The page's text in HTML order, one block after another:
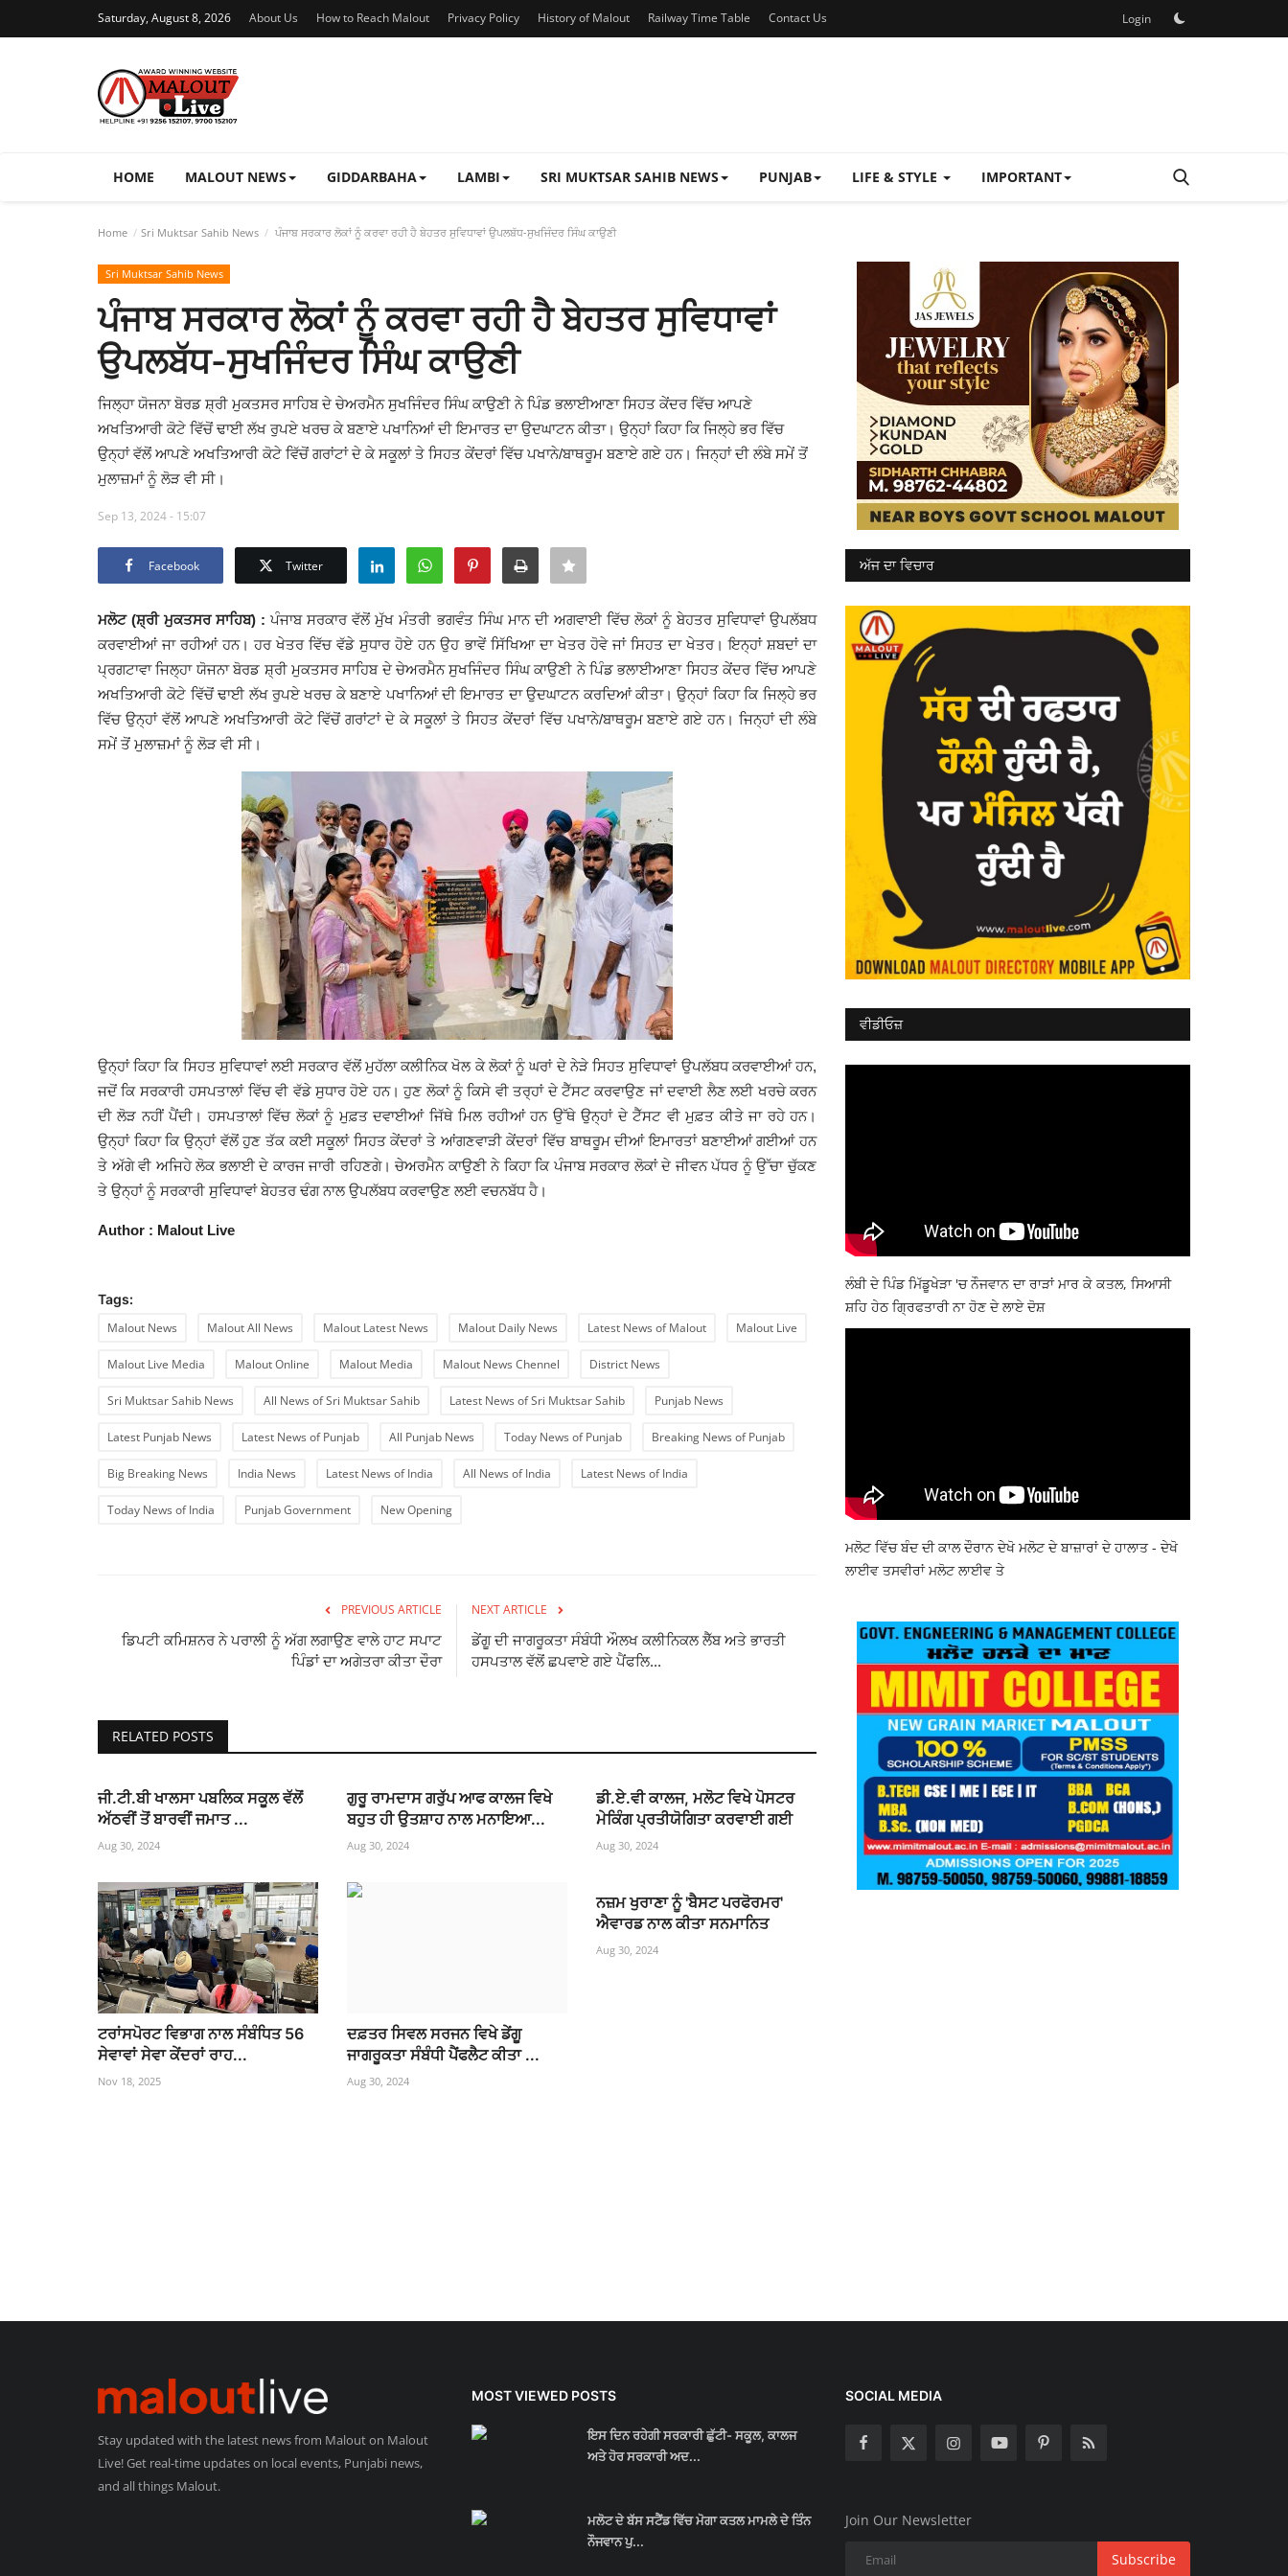
Saturday, August 8, 2026 About Us How to Reach Malout Privacy Policy History of Malout Railway Time Table Contact Us Login
HOME MALOUT NEWS GIDDARBAHA LAMBI SRI MUKTSAR SAHIB NEWS PUNJAB LIFE & STYLE IMPORTANT
Home Sri Muktsar Sahib News ਪੰਜਾਬ ਸਰਕਾਰ ਲੋਕਾਂ ਨੂੰ ਕਰਵਾ ਰਹੀ ਹੈ ਬੇਹਤਰ ਸੁਵਿਧਾਵਾਂ ਉਪਲਬੱਧ-ਸੁਖਜਿੰਦਰ ਸਿੰਘ ਕਾਉਣੀ
Sri Muktsar Sahib News
ਪੰਜਾਬ ਸਰਕਾਰ ਲੋਕਾਂ ਨੂੰ ਕਰਵਾ ਰਹੀ ਹੈ ਬੇਹਤਰ ਸੁਵਿਧਾਵਾਂ
ਉਪਲਬੱਧ-ਸੁਖਜਿੰਦਰ ਸਿੰਘ ਕਾਉਣੀ
ਜਿਲ੍ਹਾ ਯੋਜਨਾ ਬੋਰਡ ਸ਼੍ਰੀ ਮੁਕਤਸਰ ਸਾਹਿਬ ਦੇ ਚੇਅਰਮੈਨ ਸੁਖਜਿੰਦਰ ਸਿੰਘ ਕਾਉਣੀ ਨੇ ਪਿੰਡ ਭਲਾਈਆਣਾ ਸਿਹਤ ਕੇਂਦਰ ਵਿੱਚ ਆਪਣੇ
ਅਖਤਿਆਰੀ ਕੋਟੇ ਵਿੱਚੋਂ ਢਾਈ ਲੱਖ ਰੁਪਏ ਖਰਚ ਕੇ ਬਣਾਏ ਪਖਾਨਿਆਂ ਦੀ ਇਮਾਰਤ ਦਾ ਉਦਘਾਟਨ ਕੀਤਾ। ਉਨ੍ਹਾਂ ਕਿਹਾ ਕਿ ਜਿਲ੍ਹੇ ਭਰ ਵਿੱਚ
ਉਨ੍ਹਾਂ ਵੱਲੋਂ ਆਪਣੇ ਅਖਤਿਆਰੀ ਕੋਟੇ ਵਿੱਚੋਂ ਗਰਾਂਟਾਂ ਦੇ ਕੇ ਸਕੂਲਾਂ ਤੇ ਸਿਹਤ ਕੇਂਦਰਾਂ ਵਿੱਚ ਪਖਾਨੇ/ਬਾਥਰੂਮ ਬਣਾਏ ਗਏ ਹਨ। ਜਿਨ੍ਹਾਂ ਦੀ ਲੰਬੇ ਸਮੇਂ ਤੋਂ
ਮੁਲਾਜ਼ਮਾਂ ਨੂੰ ਲੋੜ ਵੀ ਸੀ।
Sep 13, 2024 - 15:07
Facebook Twitter
ਮਲੋਟ (ਸ਼੍ਰੀ ਮੁਕਤਸਰ ਸਾਹਿਬ) : ਪੰਜਾਬ ਸਰਕਾਰ ਵੱਲੋਂ ਮੁੱਖ ਮੰਤਰੀ ਭਗਵੰਤ ਸਿੰਘ ਮਾਨ ਦੀ ਅਗਵਾਈ ਵਿੱਚ ਲੋਕਾਂ ਨੂੰ ਬੇਹਤਰ ਸੁਵਿਧਾਵਾਂ ਉਪਲੱਬਧ
ਕਰਵਾਈਆਂ ਜਾ ਰਹੀਆਂ ਹਨ। ਹਰ ਖੇਤਰ ਵਿੱਚ ਵੱਡੇ ਸੁਧਾਰ ਹੋਏ ਹਨ ਉਹ ਭਾਵੇਂ ਸਿੱਖਿਆ ਦਾ ਖੇਤਰ ਹੋਵੇ ਜਾਂ ਸਿਹਤ ਦਾ ਖੇਤਰ। ਇਨ੍ਹਾਂ ਸ਼ਬਦਾਂ ਦਾ
ਪ੍ਰਗਟਾਵਾ ਜਿਲ੍ਹਾ ਯੋਜਨਾ ਬੋਰਡ ਸ਼੍ਰੀ ਮੁਕਤਸਰ ਸਾਹਿਬ ਦੇ ਚੇਅਰਮੈਨ ਸੁਖਜਿੰਦਰ ਸਿੰਘ ਕਾਉਣੀ ਨੇ ਪਿੰਡ ਭਲਾਈਆਣਾ ਸਿਹਤ ਕੇਂਦਰ ਵਿੱਚ ਆਪਣੇ
ਅਖਤਿਆਰੀ ਕੋਟੇ ਵਿੱਚੋਂ ਢਾਈ ਲੱਖ ਰੁਪਏ ਖਰਚ ਕੇ ਬਣਾਏ ਪਖਾਨਿਆਂ ਦੀ ਇਮਾਰਤ ਦਾ ਉਦਘਾਟਨ ਕਰਦਿਆਂ ਕੀਤਾ। ਉਨ੍ਹਾਂ ਕਿਹਾ ਕਿ ਜਿਲ੍ਹੇ ਭਰ
ਵਿੱਚ ਉਨ੍ਹਾਂ ਵੱਲੋਂ ਆਪਣੇ ਅਖਤਿਆਰੀ ਕੋਟੇ ਵਿੱਚੋਂ ਗਰਾਂਟਾਂ ਦੇ ਕੇ ਸਕੂਲਾਂ ਤੇ ਸਿਹਤ ਕੇਂਦਰਾਂ ਵਿੱਚ ਪਖਾਨੇ/ਬਾਥਰੂਮ ਬਣਾਏ ਗਏ ਹਨ। ਜਿਨ੍ਹਾਂ ਦੀ ਲੰਬੇ
ਸਮੇਂ ਤੋਂ ਮੁਲਾਜ਼ਮਾਂ ਨੂੰ ਲੋੜ ਵੀ ਸੀ।
ਉਨ੍ਹਾਂ ਕਿਹਾ ਕਿ ਸਿਹਤ ਸੁਵਿਧਾਵਾਂ ਲਈ ਸਰਕਾਰ ਵੱਲੋਂ ਮੁਹੱਲਾ ਕਲੀਨਿਕ ਖੋਲ ਕੇ ਲੋਕਾਂ ਨੂੰ ਘਰਾਂ ਦੇ ਨੇੜੇ ਸਿਹਤ ਸੁਵਿਧਾਵਾਂ ਉਪਲੱਬਧ ਕਰਵਾਈਆਂ ਹਨ,
ਜਦੋਂ ਕਿ ਸਰਕਾਰੀ ਹਸਪਤਾਲਾਂ ਵਿੱਚ ਵੀ ਵੱਡੇ ਸੁਧਾਰ ਹੋਏ ਹਨ। ਹੁਣ ਲੋਕਾਂ ਨੂੰ ਕਿਸੇ ਵੀ ਤਰ੍ਹਾਂ ਦੇ ਟੈੱਸਟ ਕਰਵਾਉਣ ਜਾਂ ਦਵਾਈ ਲੈਣ ਲਈ ਖਰਚੇ ਕਰਨ
ਦੀ ਲੋੜ ਨਹੀਂ ਪੈਂਦੀ। ਹਸਪਤਾਲਾਂ ਵਿੱਚ ਲੋਕਾਂ ਨੂੰ ਮੁਫ਼ਤ ਦਵਾਈਆਂ ਜਿੱਥੇ ਮਿਲ ਰਹੀਆਂ ਹਨ ਉੱਥੇ ਉਨ੍ਹਾਂ ਦੇ ਟੈੱਸਟ ਵੀ ਮੁਫ਼ਤ ਕੀਤੇ ਜਾ ਰਹੇ ਹਨ।
ਉਨ੍ਹਾਂ ਕਿਹਾ ਕਿ ਉਨ੍ਹਾਂ ਵੱਲੋਂ ਹੁਣ ਤੱਕ ਕਈ ਸਕੂਲਾਂ ਸਿਹਤ ਕੇਂਦਰਾਂ ਤੇ ਆਂਗਣਵਾੜੀ ਕੇਂਦਰਾਂ ਵਿੱਚ ਬਾਥਰੂਮ ਦੀਆਂ ਇਮਾਰਤਾਂ ਬਣਾਈਆਂ ਗਈਆਂ ਹਨ
ਤੇ ਅੱਗੇ ਵੀ ਅਜਿਹੇ ਲੋਕ ਭਲਾਈ ਦੇ ਕਾਰਜ ਜਾਰੀ ਰਹਿਣਗੇ। ਚੇਅਰਮੈਨ ਕਾਉਣੀ ਨੇ ਕਿਹਾ ਕਿ ਪੰਜਾਬ ਸਰਕਾਰ ਲੋਕਾਂ ਦੇ ਜੀਵਨ ਪੱਧਰ ਨੂੰ ਉੱਚਾ ਚੁੱਕਣ
ਤੇ ਉਨ੍ਹਾਂ ਨੂੰ ਸਰਕਾਰੀ ਸੁਵਿਧਾਵਾਂ ਬੇਹਤਰ ਢੰਗ ਨਾਲ ਉਪਲੱਬਧ ਕਰਵਾਉਣ ਲਈ ਵਚਨਬੱਧ ਹੈ।
Author : Malout Live
Tags:
Malout News
Malout All News Malout Latest News Malout Daily News Latest News of Malout Malout Live
Malout Live Media Malout Online Malout Media Malout News Chennel District News
Sri Muktsar Sahib News All News of Sri Muktsar Sahib Latest News of Sri Muktsar Sahib Punjab News
Latest Punjab News Latest News of Punjab All Punjab News Today News of Punjab Breaking News of Punjab
Big Breaking News India News Latest News of India All News of India Latest News of India
Today News of India Punjab Government New Opening
PREVIOUS ARTICLE
ਡਿਪਟੀ ਕਮਿਸ਼ਨਰ ਨੇ ਪਰਾਲੀ ਨੂੰ ਅੱਗ ਲਗਾਉਣ ਵਾਲੇ ਹਾਟ ਸਪਾਟ
ਪਿੰਡਾਂ ਦਾ ਅਗੇਤਰਾ ਕੀਤਾ ਦੌਰਾ
NEXT ARTICLE
ਡੇਂਗੂ ਦੀ ਜਾਗਰੂਕਤਾ ਸੰਬੰਧੀ ਔਲਖ ਕਲੀਨਿਕਲ ਲੈੱਬ ਅਤੇ ਭਾਰਤੀ
ਹਸਪਤਾਲ ਵੱਲੋਂ ਛਪਵਾਏ ਗਏ ਪੈਂਫਲਿ...
RELATED POSTS
ਜੀ.ਟੀ.ਬੀ ਖਾਲਸਾ ਪਬਲਿਕ ਸਕੂਲ ਵੱਲੋਂ
ਅੱਠਵੀਂ ਤੋਂ ਬਾਰਵੀਂ ਜਮਾਤ ...
Aug 30, 2024
ਗੁਰੂ ਰਾਮਦਾਸ ਗਰੁੱਪ ਆਫ ਕਾਲਜ ਵਿਖੇ
ਬਹੁਤ ਹੀ ਉਤਸ਼ਾਹ ਨਾਲ ਮਨਾਇਆ...
Aug 30, 2024
ਡੀ.ਏ.ਵੀ ਕਾਲਜ, ਮਲੋਟ ਵਿਖੇ ਪੋਸਟਰ
ਮੇਕਿੰਗ ਪ੍ਰਤੀਯੋਗਿਤਾ ਕਰਵਾਈ ਗਈ
Aug 30, 2024
ਟਰਾਂਸਪੋਰਟ ਵਿਭਾਗ ਨਾਲ ਸੰਬੰਧਿਤ 56
ਸੇਵਾਵਾਂ ਸੇਵਾ ਕੇਂਦਰਾਂ ਰਾਹ...
Nov 18, 2025
ਦਫ਼ਤਰ ਸਿਵਲ ਸਰਜਨ ਵਿਖੇ ਡੇਂਗੂ
ਜਾਗਰੂਕਤਾ ਸੰਬੰਧੀ ਪੈਂਫਲੈਟ ਕੀਤਾ ...
Aug 30, 2024
ਨਜ਼ਮ ਖੁਰਾਣਾ ਨੂੰ 'ਬੈਸਟ ਪਰਫੋਰਮਰ'
ਐਵਾਰਡ ਨਾਲ ਕੀਤਾ ਸਨਮਾਨਿਤ
Aug 30, 2024
ਅੱਜ ਦਾ ਵਿਚਾਰ
ਵੀਡੀਓਜ਼
ਲੰਬੀ ਦੇ ਪਿੰਡ ਮਿੱਡੂਖੇੜਾ 'ਚ ਨੌਜਵਾਨ ਦਾ ਰਾੜਾਂ ਮਾਰ ਕੇ ਕਤਲ, ਸਿਆਸੀ
ਸ਼ਹਿ ਹੇਠ ਗ੍ਰਿਫਤਾਰੀ ਨਾ ਹੋਣ ਦੇ ਲਾਏ ਦੋਸ਼
ਮਲੋਟ ਵਿੱਚ ਬੰਦ ਦੀ ਕਾਲ ਦੌਰਾਨ ਦੇਖੋ ਮਲੋਟ ਦੇ ਬਾਜ਼ਾਰਾਂ ਦੇ ਹਾਲਾਤ - ਦੇਖੋ
ਲਾਈਵ ਤਸਵੀਰਾਂ ਮਲੋਟ ਲਾਈਵ ਤੇ
Stay updated with the latest news from Malout on Malout
Live! Get real-time updates on local events, Punjabi news,
and all things Malout.
MOST VIEWED POSTS
ਇਸ ਦਿਨ ਰਹੇਗੀ ਸਰਕਾਰੀ ਛੁੱਟੀ- ਸਕੂਲ, ਕਾਲਜ
ਅਤੇ ਹੋਰ ਸਰਕਾਰੀ ਅਦ...
ਮਲੋਟ ਦੇ ਬੱਸ ਸਟੈਂਡ ਵਿੱਚ ਮੋਗਾ ਕਤਲ ਮਾਮਲੇ ਦੇ ਤਿੰਨ
ਨੌਜਵਾਨ ਪੁ...
SOCIAL MEDIA
Join Our Newsletter
Subscribe